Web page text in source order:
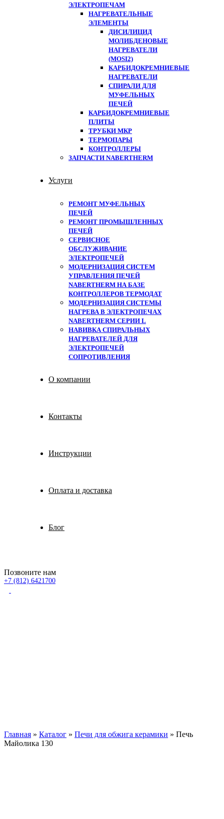
ЭЛЕКТРОПЕЧАМ
НАГРЕВАТЕЛЬНЫЕ
ЭЛЕМЕНТЫ
ДИСИЛИЦИД
МОЛИБДЕНОВЫЕ
НАГРЕВАТЕЛИ
(MOSI2)
КАРБИДОКРЕМНИЕВЫЕ
НАГРЕВАТЕЛИ
СПИРАЛИ ДЛЯ
МУФЕЛЬНЫХ
ПЕЧЕЙ
КАРБИДОКРЕМНИЕВЫЕ
ПЛИТЫ
ТРУБКИ МКР
ТЕРМОПАРЫ
КОНТРОЛЛЕРЫ
ЗАПЧАСТИ NABERTHERM
Услуги
РЕМОНТ МУФЕЛЬНЫХ
ПЕЧЕЙ
РЕМОНТ ПРОМЫШЛЕННЫХ
ПЕЧЕЙ
СЕРВИСНОЕ
ОБСЛУЖИВАНИЕ
ЭЛЕКТРОПЕЧЕЙ
МОДЕРНИЗАЦИЯ СИСТЕМ
УПРАВЛЕНИЯ ПЕЧЕЙ
NABERTHERM НА БАЗЕ
КОНТРОЛЛЕРОВ ТЕРМОДАТ
МОДЕРНИЗАЦИЯ СИСТЕМЫ
НАГРЕВА В ЭЛЕКТРОПЕЧАХ
NABERTHERM СЕРИИ L
НАВИВКА СПИРАЛЬНЫХ
НАГРЕВАТЕЛЕЙ ДЛЯ
ЭЛЕКТРОПЕЧЕЙ
СОПРОТИВЛЕНИЯ
О компании
Контакты
Инструкции
Оплата и доставка
Блог
Позвоните нам
+7 (812) 6421700
Главная » Каталог » Печи для обжига керамики » Печь
Майолика 130